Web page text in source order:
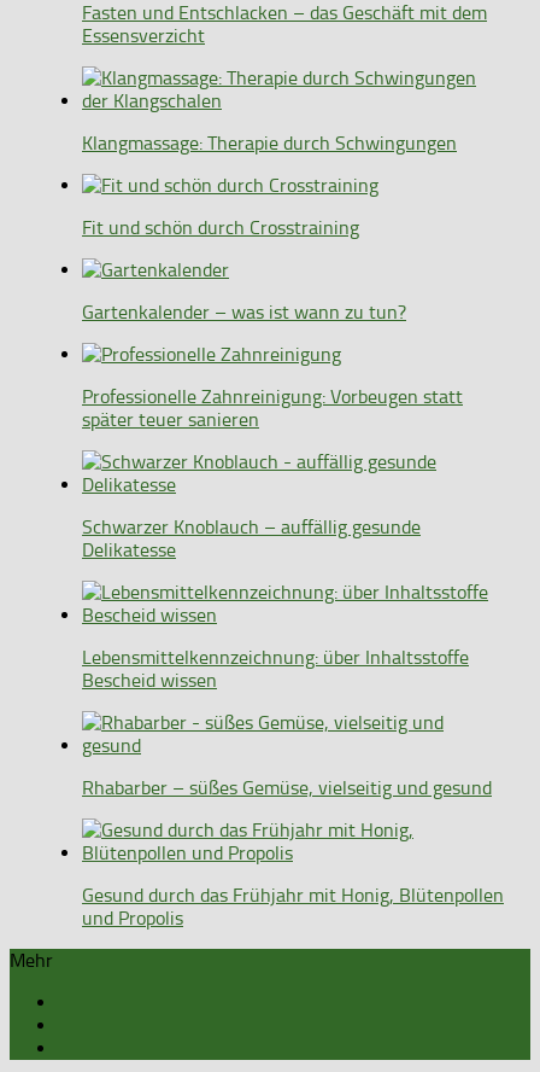
Fasten und Entschlacken – das Geschäft mit dem
Essensverzicht
Klangmassage: Therapie durch Schwingungen
Fit und schön durch Crosstraining
Gartenkalender – was ist wann zu tun?
Professionelle Zahnreinigung: Vorbeugen statt
später teuer sanieren
Schwarzer Knoblauch – auffällig gesunde
Delikatesse
Lebensmittelkennzeichnung: über Inhaltsstoffe
Bescheid wissen
Rhabarber – süßes Gemüse, vielseitig und gesund
Gesund durch das Frühjahr mit Honig, Blütenpollen
und Propolis
Mehr